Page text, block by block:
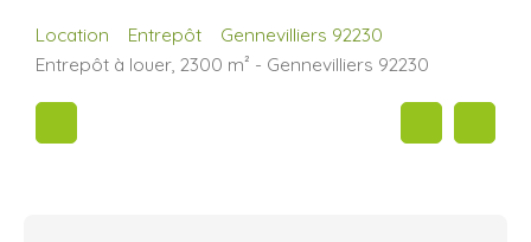
Location Entrepôt
Gennevilliers 92230
Entrepôt à louer, 2300 m² - Gennevilliers 92230